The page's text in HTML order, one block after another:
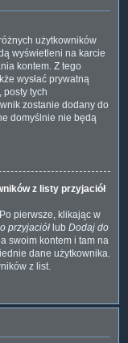
użytkowników
wyświetleni na karcie
kontem. Z tego
wysłać prywatną
posty tych
zostanie dodany do
domyślnie nie będą
z listy przyjaciół
pierwsze, klikając w
przyjaciół lub Dodaj do
swoim kontem i tam na
dane użytkownika.
z list.